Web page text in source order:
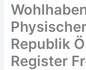
Republik
Register